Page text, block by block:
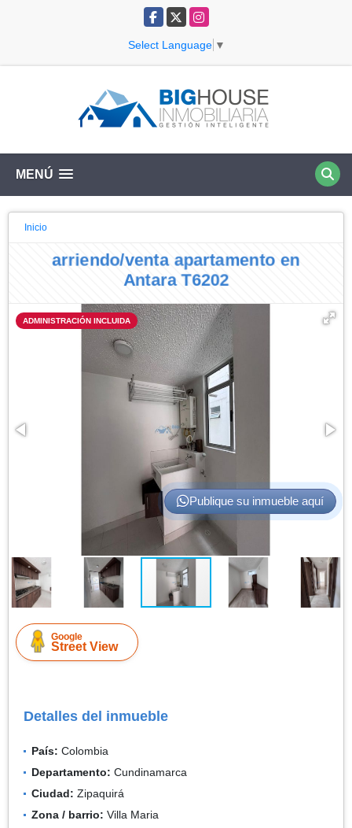
Publique su inmueble aquí
Facebook
X Instagram
Select Language ▼
MENÚ
Inicio
arriendo/venta apartamento en
Antara T6202
ADMINISTRACIÓN INCLUIDA
Google
Street View
Detalles del inmueble
País: Colombia
Departamento: Cundinamarca
Ciudad: Zipaquirá
Zona / barrio: Villa Maria